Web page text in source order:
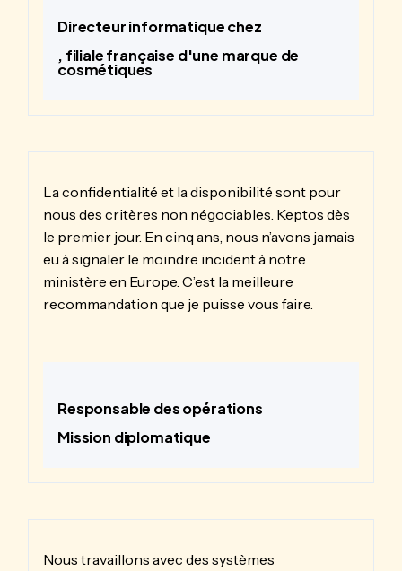
Directeur informatique chez
, filiale française d'une marque de
cosmétiques
La confidentialité et la disponibilité sont pour
nous des critères non négociables. Keptos dès
le premier jour. En cinq ans, nous n’avons jamais
eu à signaler le moindre incident à notre
ministère en Europe. C’est la meilleure
recommandation que je puisse vous faire.
Responsable des opérations
Mission diplomatique
Nous travaillons avec des systèmes